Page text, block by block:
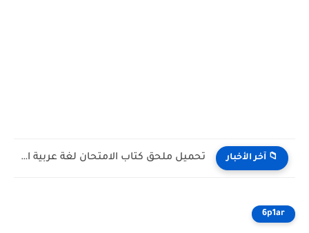
📁 آخر الأخبار تحميل كورس تأسيس لغة فرنسية للصف الثاني الثانوي 2027...
6p1ar